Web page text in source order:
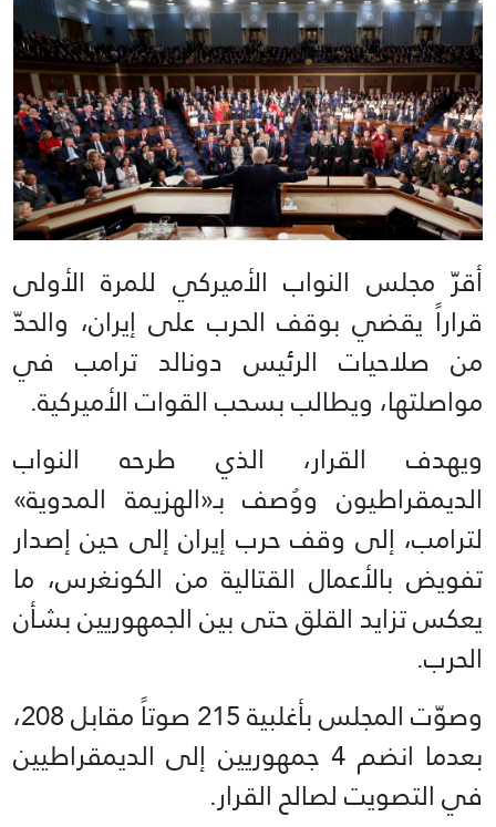
أقرّ مجلس النواب الأميركي للمرة الأولى
قراراً يقضي بوقف الحرب على إيران، والحدّ
من صلاحيات الرئيس دونالد ترامب في
مواصلتها، ويطالب بسحب القوات الأميركية.
و⁠يهدف القرار، الذي طرحه النواب
الديمقراطيون ووُصف بـ«الهزيمة المدوية»
لترامب، إلى وقف حرب إيران إلى حين إصدار
‌تفويض بالأعمال القتالية من الكونغرس، ما
يعكس تزايد القلق حتى بين ⁠الجمهوريين بشأن
⁠الحرب.
وصوّت المجلس ⁠بأغلبية 215 ⁠صوتاً مقابل 208،
بعدما انضم 4 جمهوريين إلى الديمقراطيين
في التصويت ‌لصالح ‌القرار.